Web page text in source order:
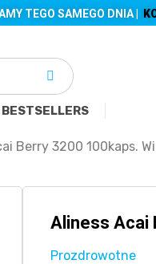
TEGO SAMEGO DNIA |
BESTSELLERS
Berry 3200 100kaps.
Aliness Acai
Prozdrowotne